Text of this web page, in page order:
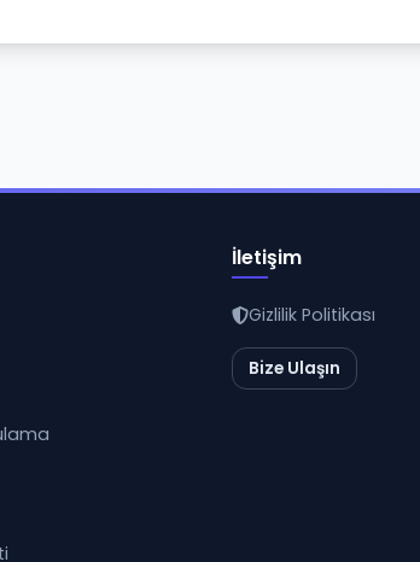
İletişim
Gizlilik Politikası
Bize Ulaşın